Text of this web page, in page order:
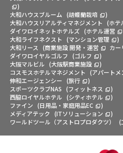
)
大和ハウスブルーム (胡蝶蘭栽培
)
大和ハウスリアルティマネジメント (ホテ
ダイワロイネットホテルズ (ホテル運営
大和ライフネクスト (マンション管理
)
大和リース
(商業施設 開発・運営 カー
ダイワロイヤルゴルフ (ゴルフ
)
大阪マルビル (大阪駅商業施設
)
コスモスホテルマネジメント (アパートメ
伸和エージェンシー (旅行
)
スポーツクラブNAS (フィットネス
)
西脇ロイヤルホテル (シティホテル
)
ファイン (日用品・家庭用品EC
)
メディアテック (ITソリューション
)
ワールドツール（アストロプロダクツ）
(